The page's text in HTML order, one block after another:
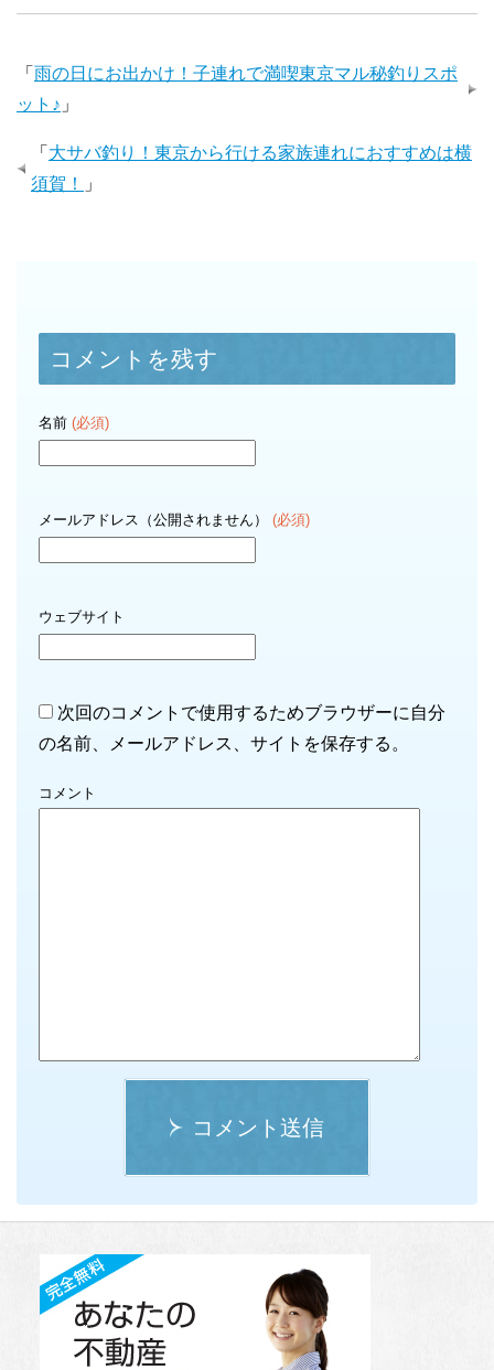
「 雨の日にお出かけ！子連れで満喫東京マル秘釣りスポ
ット♪ 」
「 大サバ釣り！東京から行ける家族連れにおすすめは横
須賀！
」
コメントを残す
名前 (必須)
メールアドレス（公開されません） (必須)
ウェブサイト
次回のコメントで使用するためブラウザーに自分
の名前、メールアドレス、サイトを保存する。
コメント
コメント送信